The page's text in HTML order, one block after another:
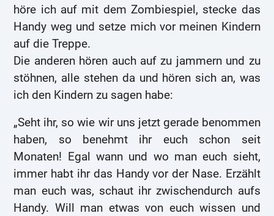
höre ich auf mit dem Zombiespiel, stecke das
Handy weg und setze mich vor meinen Kindern
auf die Treppe.
Die anderen hören auch auf zu jammern und zu
stöhnen, alle stehen da und hören sich an, was
ich den Kindern zu sagen habe:
„Seht ihr, so wie wir uns jetzt gerade benommen
haben, so benehmt ihr euch schon seit
Monaten! Egal wann und wo man euch sieht,
immer habt ihr das Handy vor der Nase. Erzählt
man euch was, schaut ihr zwischendurch aufs
Handy. Will man etwas von euch wissen und